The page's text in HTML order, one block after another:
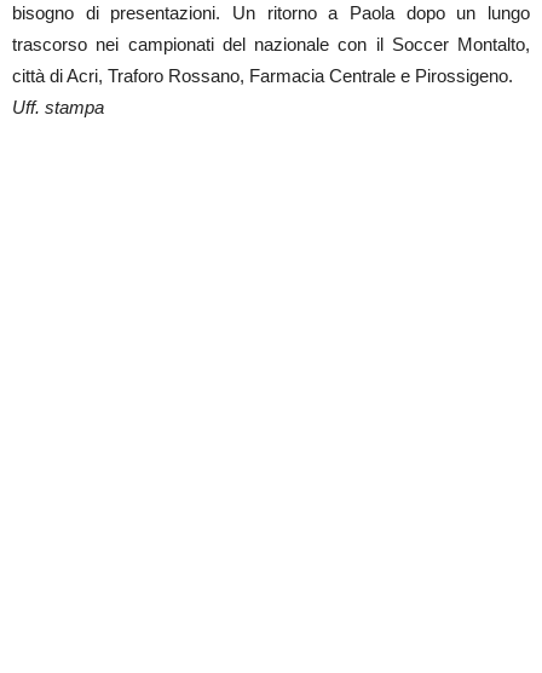
bisogno di presentazioni. Un ritorno a Paola dopo un lungo
trascorso nei campionati del nazionale con il Soccer Montalto,
città di Acri, Traforo Rossano, Farmacia Centrale e Pirossigeno.
Uff. stampa